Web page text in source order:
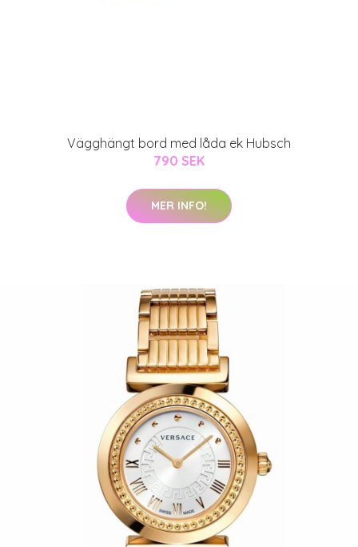
Vägghängt bord med låda ek Hubsch
790 SEK
MER INFO!